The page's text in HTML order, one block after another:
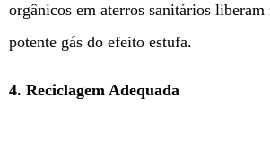
orgânicos em aterros sanitários liberam
potente gás do efeito estufa.
4. Reciclagem Adequada